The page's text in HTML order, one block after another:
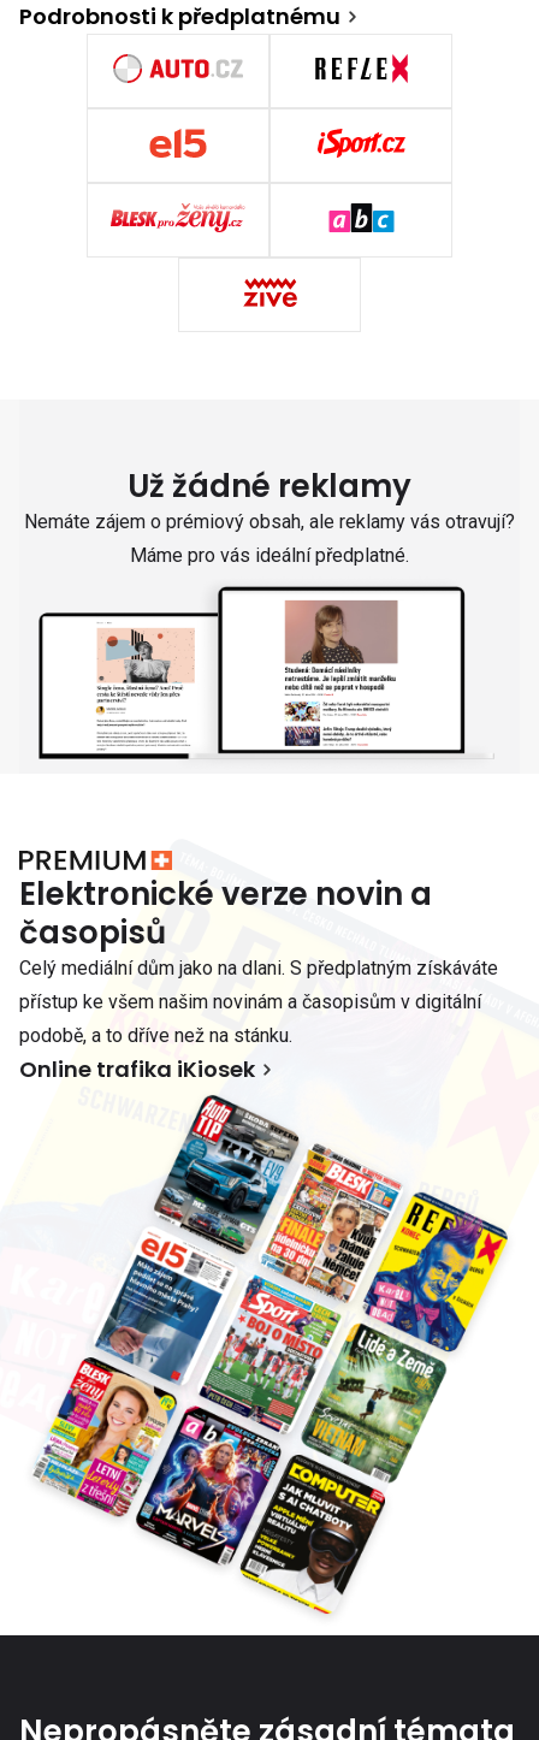
Podrobnosti k předplatnému
Už žádné reklamy
Nemáte zájem o prémiový obsah, ale reklamy vás otravují?
Máme pro vás ideální předplatné.
Elektronické verze novin a
časopisů
Celý mediální dům jako na dlani. S předplatným získáváte
přístup ke všem našim novinám a časopisům v digitální
podobě, a to dříve než na stánku.
Online trafika iKiosek